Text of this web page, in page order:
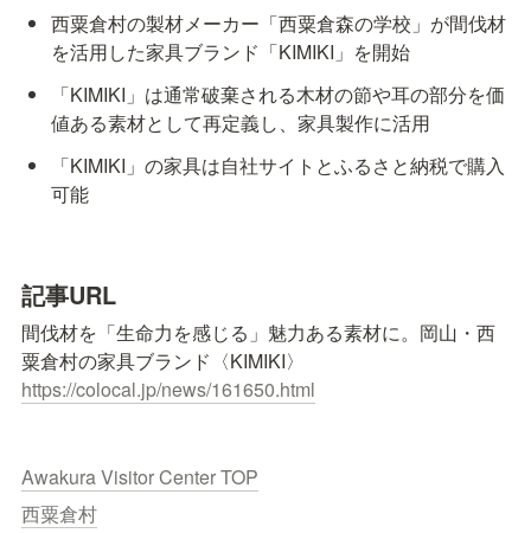
西粟倉村の製材メーカー「西粟倉森の学校」が間伐材
を活用した家具ブランド「KIMIKI」を開始
「KIMIKI」は通常破棄される木材の節や耳の部分を価
値ある素材として再定義し、家具製作に活用
「KIMIKI」の家具は自社サイトとふるさと納税で購入
可能
記事URL
間伐材を「生命力を感じる」魅力ある素材に。岡山・西
https://colocal.jp/news/161650.html
Awakura Visitor Center TOP
西粟倉村